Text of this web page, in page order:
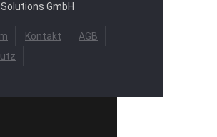
GmbH
Kontakt
AGB